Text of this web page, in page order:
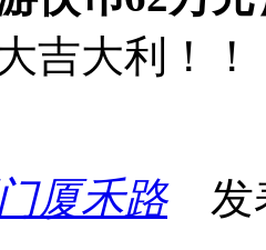
吉大利！！
厦禾路发